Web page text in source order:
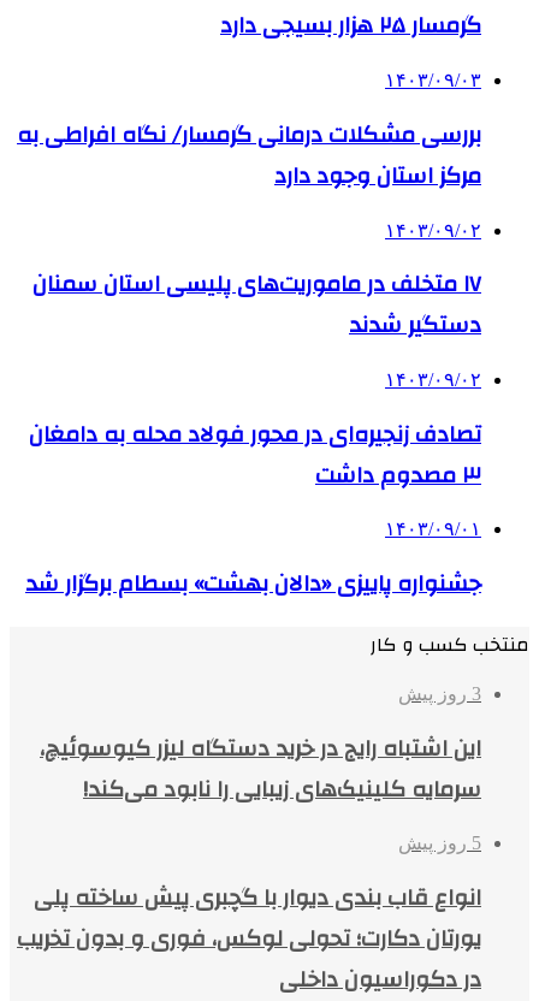
گرمسار ۲۵ هزار بسیجی دارد
۱۴۰۳/۰۹/۰۳
بررسی مشکلات درمانی گرمسار/ نگاه افراطی به
مرکز استان وجود دارد
۱۴۰۳/۰۹/۰۲
۱۷ متخلف در ماموریت‌های پلیسی استان سمنان
دستگیر شدند
۱۴۰۳/۰۹/۰۲
تصادف زنجیره‌ای در محور فولاد محله به دامغان
۳ مصدوم داشت
۱۴۰۳/۰۹/۰۱
جشنواره پاییزی «دالان بهشت» بسطام برگزار شد
منتخب کسب و کار
3 روز پیش
این اشتباه رایج در خرید دستگاه لیزر کیوسوئیچ،
سرمایه کلینیک‌های زیبایی را نابود می‌کند!
5 روز پیش
انواع قاب بندی دیوار با گچبری پیش ساخته پلی
یورتان دکارت؛ تحولی لوکس، فوری و بدون تخریب
در دکوراسیون داخلی